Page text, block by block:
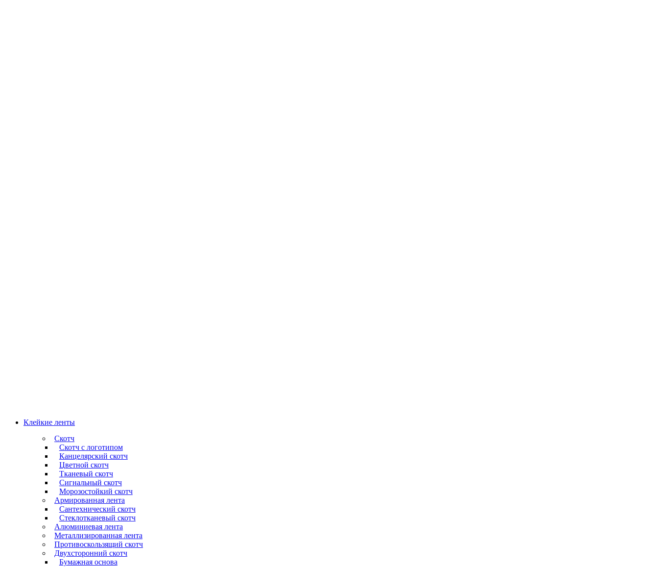
Клейкие ленты
Скотч
Скотч с логотипом
Канцелярский скотч
Цветной скотч
Тканевый скотч
Сигнальный скотч
Морозостойкий скотч
Армированная лента
Сантехнический скотч
Стеклотканевый скотч
Алюминиевая лента
Металлизированная лента
Противоскользящий скотч
Двухсторонний скотч
Бумажная основа